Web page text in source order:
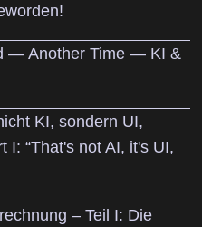
— Another Time — KI &
KI, sondern UI,
I: “That's not AI, it's UI,
– Teil I: Die